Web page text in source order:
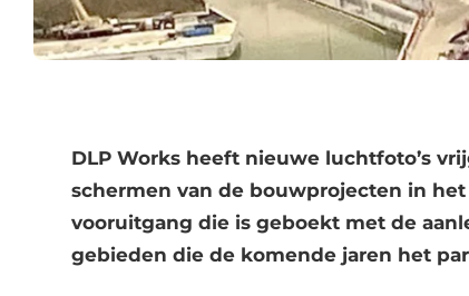
DLP Works heeft nieuwe luchtfoto’s
schermen van de bouwprojecten in het
vooruitgang die is geboekt met de
gebieden die de komende jaren het